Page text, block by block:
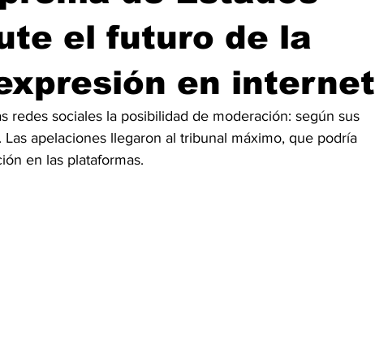
el futuro de la
en internet
redes sociales la posibilidad de moderación: según sus
Las apelaciones llegaron al tribunal máximo, que podría
en las plataformas.